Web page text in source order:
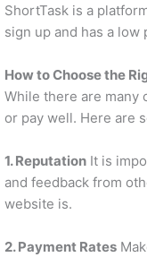
ShortTask is a
sign up and has a
How to Choose the
While there are
or pay well. Here are
1. Reputation It is
and feedback from
website is.
2. Payment Rates